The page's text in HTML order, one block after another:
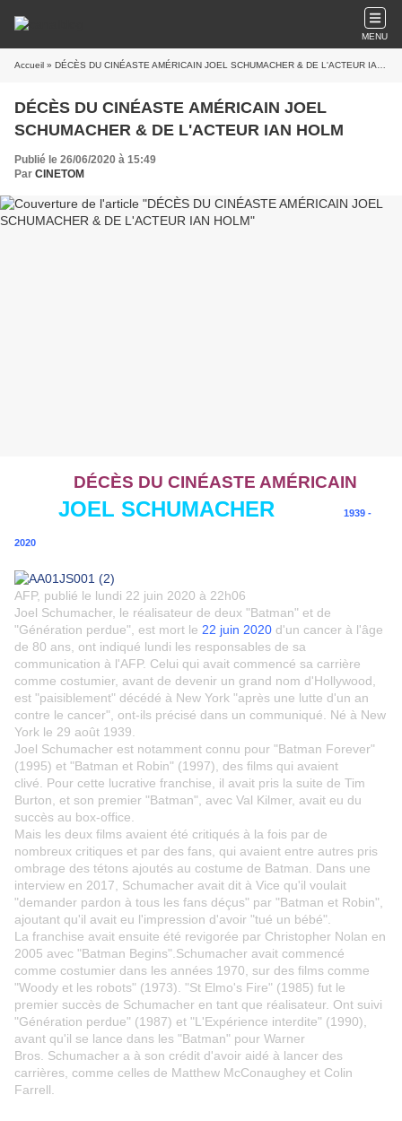
MENU
Accueil » DÉCÈS DU CINÉASTE AMÉRICAIN JOEL SCHUMACHER & DE L'ACTEUR IAN HOLM
DÉCÈS DU CINÉASTE AMÉRICAIN JOEL
SCHUMACHER & DE L'ACTEUR IAN HOLM
Publié le 26/06/2020 à 15:49
Par CINETOM
DÉCÈS DU CINÉASTE AMÉRICAIN
JOEL SCHUMACHER 1939 -
2020
AFP, publié le lundi 22 juin 2020 à 22h06
Joel Schumacher, le réalisateur de deux "Batman" et de
"Génération perdue", est mort le 22 juin 2020 d'un cancer à l'âge
de 80 ans, ont indiqué lundi les responsables de sa
communication à l'AFP. Celui qui avait commencé sa carrière
comme costumier, avant de devenir un grand nom d'Hollywood,
est "paisiblement" décédé à New York "après une lutte d'un an
contre le cancer", ont-ils précisé dans un communiqué. Né à New
York le 29 août 1939.
Joel Schumacher est notamment connu pour "Batman Forever"
(1995) et "Batman et Robin" (1997), des films qui avaient
clivé. Pour cette lucrative franchise, il avait pris la suite de Tim
Burton, et son premier "Batman", avec Val Kilmer, avait eu du
succès au box-office.
Mais les deux films avaient été critiqués à la fois par de
nombreux critiques et par des fans, qui avaient entre autres pris
ombrage des tétons ajoutés au costume de Batman. Dans une
interview en 2017, Schumacher avait dit à Vice qu'il voulait
"demander pardon à tous les fans déçus" par "Batman et Robin",
ajoutant qu'il avait eu l'impression d'avoir "tué un bébé".
La franchise avait ensuite été revigorée par Christopher Nolan en
2005 avec "Batman Begins".Schumacher avait commencé
comme costumier dans les années 1970, sur des films comme
"Woody et les robots" (1973). "St Elmo's Fire" (1985) fut le
premier succès de Schumacher en tant que réalisateur. Ont suivi
"Génération perdue" (1987) et "L'Expérience interdite" (1990),
avant qu'il se lance dans les "Batman" pour Warner
Bros. Schumacher a à son crédit d'avoir aidé à lancer des
carrières, comme celles de Matthew McConaughey et Colin
Farrell.